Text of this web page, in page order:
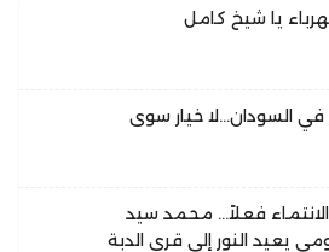
يا شيخ كامل
في السودان…لا خيار سوى
فعلاً… محمد سيد
يعيد النور إلى قرى الدبة